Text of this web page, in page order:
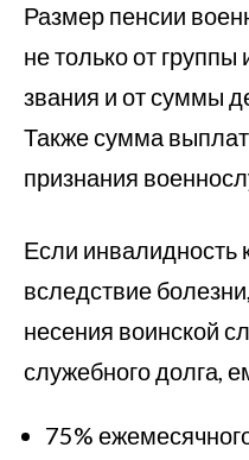
Размер пенсии
не только от
звания и от суммы
Также сумма
признания
Если инвалидность
вследствие
несения воинской
служебного долга,
75%